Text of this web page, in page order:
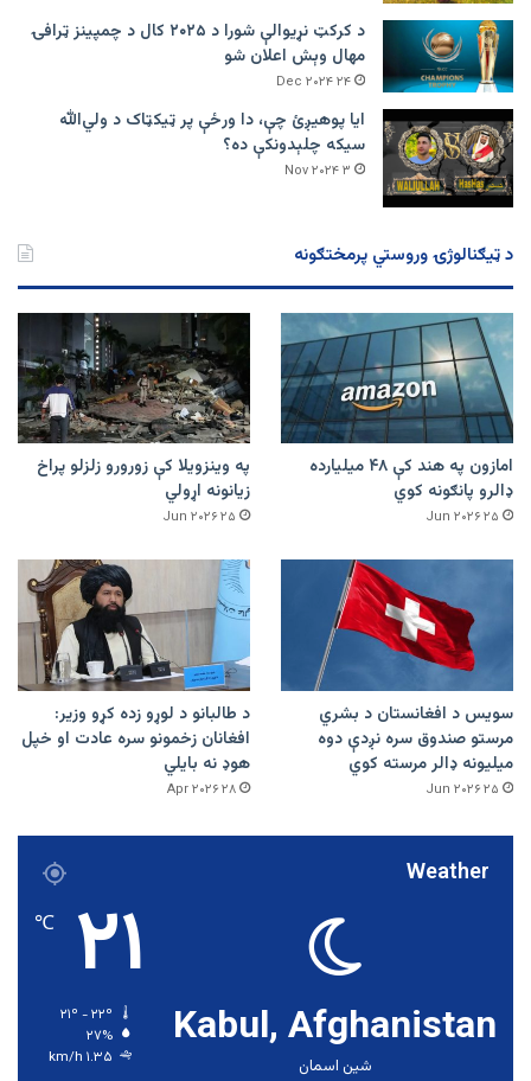
د کرکټ نړیوالې شورا د ۲۰۲۵ کال د چمپینز ټرافۍ
مهال وېش اعلان شو
۲۴ Dec ۲۰۲۴
ایا پوهیږئ چې، دا ورځې پر ټيکټاک د ولي‌الله
سیکه چلېدونکې ده؟
۳ Nov ۲۰۲۴
د ټیګنالوژۍ وروستي پرمختګونه
امازون په هند کې ۴۸ میلیارده
ډالرو پانګونه کوي
۲۵ Jun ۲۰۲۶
په وینزویلا کې زورورو زلزلو پراخ
زیانونه اړولي
۲۵ Jun ۲۰۲۶
سویس د افغانستان د بشري
مرستو صندوق سره نږدې دوه
میلیونه ډالر مرسته کوي
۲۵ Jun ۲۰۲۶
د طالبانو د لوړو زده کړو وزیر:
افغانان زخمونو سره عادت او خپل
هوډ نه بایلي
۲۸ Apr ۲۰۲۶
Weather
Kabul, Afghanistan
شین اسمان
۲۱ ℃
۲۷%
۱.۳۵ km/h